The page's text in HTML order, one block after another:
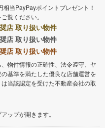
相当PayPayポイントプレゼント！
ご覧ください。
店 取り扱い物件
店 取り扱い物件
店 取り扱い物件
物件情報の正確性、法令遵守、ヤ
基準を満たした優良な店舗運営を
当該認定を受けた不動産会社の取
ップが開きます。